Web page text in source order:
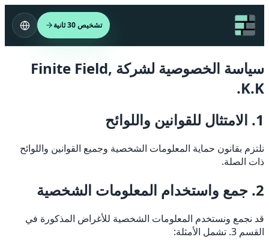
تشخيص 30 ثانية
سياسة الخصوصية لشركة Finite Field,
K.K.
1. الامتثال للقوانين واللوائح
نلتزم بقانون حماية المعلومات الشخصية وجميع القوانين واللوائح
ذات الصلة.
2. جمع واستخدام المعلومات الشخصية
قد نجمع ونستخدم المعلومات الشخصية للأغراض المذكورة في
القسم 3. تشمل الأمثلة: